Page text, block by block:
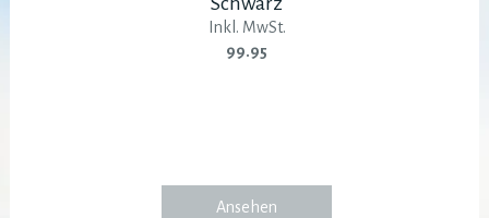
Inkl. MwSt.
99.95
Ansehen